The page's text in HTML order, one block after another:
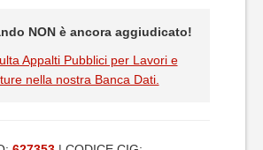
NON è ancora aggiudicato!
Appalti Pubblici per Lavori e
nella nostra Banca Dati.